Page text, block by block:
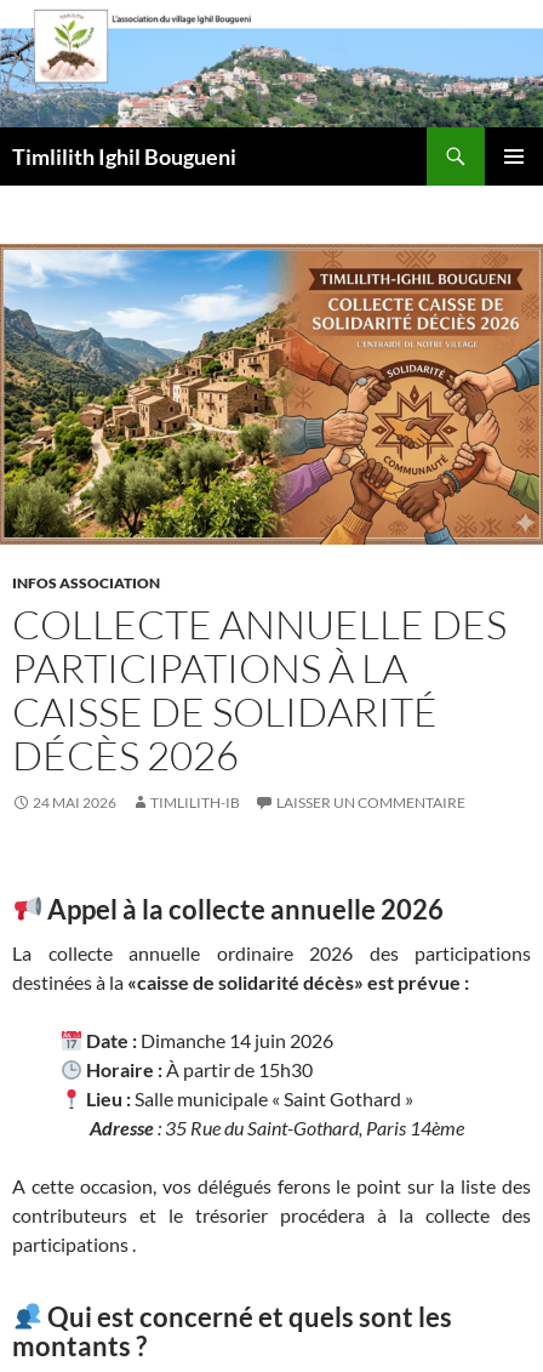
Aller
au
contenu
Timlilith Ighil Bougueni
INFOS ASSOCIATION
COLLECTE ANNUELLE DES
PARTICIPATIONS À LA
CAISSE DE SOLIDARITÉ
DÉCÈS 2026
24 MAI 2026 TIMLILITH-IB LAISSER UN COMMENTAIRE
Appel à la collecte annuelle 2026
La collecte annuelle ordinaire 2026 des participations
destinées à la «caisse de solidarité décès» est prévue :
Date : Dimanche 14 juin 2026
Horaire :À partir de 15h30
Lieu :Salle municipale « Saint Gothard »
Adresse: 35 Rue du Saint-Gothard, Paris 14ème
A cette occasion, vos délégués ferons le point sur la liste des
contributeurs et le trésorier procédera à la collecte des
participations .
Qui est concerné et quels sont les
montants ?